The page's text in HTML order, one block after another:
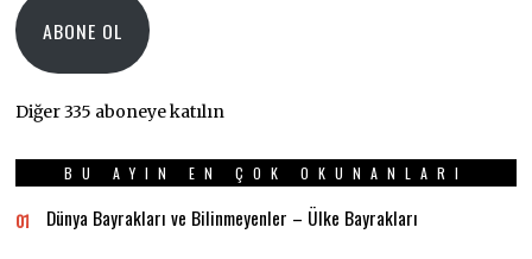
ABONE OL
Diğer 335 aboneye katılın
BU AYIN EN ÇOK OKUNANLARI
01 Dünya Bayrakları ve Bilinmeyenler – Ülke Bayrakları